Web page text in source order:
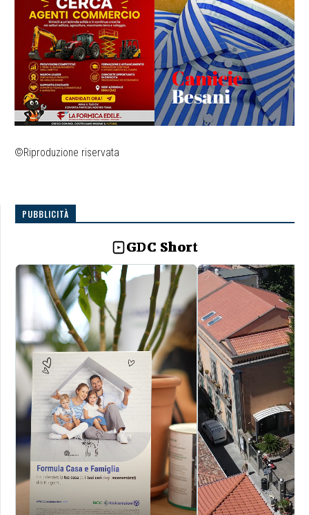
©Riproduzione riservata
PUBBLICITÀ
GDC Short